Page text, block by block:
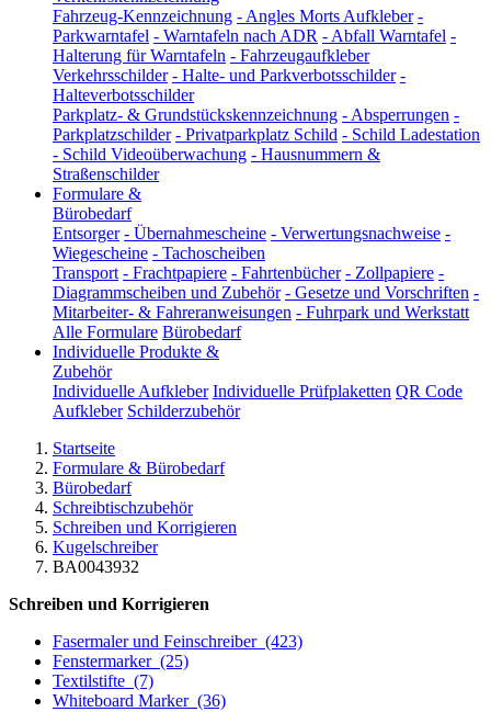
Fahrzeug-Kennzeichnung - Angles Morts Aufkleber -
Parkwarntafel - Warntafeln nach ADR - Abfall Warntafel -
Halterung für Warntafeln - Fahrzeugaufkleber
Verkehrsschilder - Halte- und Parkverbotsschilder -
Halteverbotsschilder
Parkplatz- & Grundstückskennzeichnung - Absperrungen -
Parkplatzschilder - Privatparkplatz Schild - Schild Ladestation
- Schild Videoüberwachung - Hausnummern &
Straßenschilder
Formulare &
Bürobedarf
Entsorger - Übernahmescheine - Verwertungsnachweise -
Wiegescheine - Tachoscheiben
Transport - Frachtpapiere - Fahrtenbücher - Zollpapiere -
Diagrammscheiben und Zubehör - Gesetze und Vorschriften -
Mitarbeiter- & Fahreranweisungen - Fuhrpark und Werkstatt
Alle Formulare Bürobedarf
Individuelle Produkte &
Zubehör
Individuelle Aufkleber Individuelle Prüfplaketten QR Code
Aufkleber Schilderzubehör
Startseite
Formulare & Bürobedarf
Bürobedarf
Schreibtischzubehör
Schreiben und Korrigieren
Kugelschreiber
BA0043932
Schreiben und Korrigieren
Fasermaler und Feinschreiber (423)
Fenstermarker (25)
Textilstifte (7)
Whiteboard Marker (36)